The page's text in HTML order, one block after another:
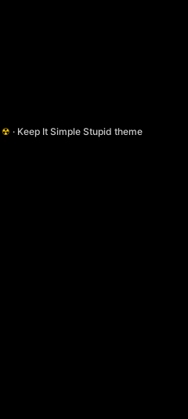
☢ · Keep It Simple Stupid theme